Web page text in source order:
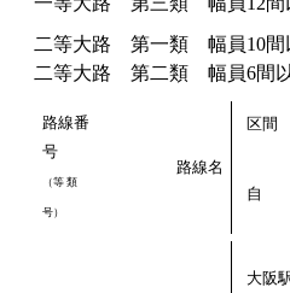
二等大路 第一類 幅員10間
二等大路 第二類 幅員6間
路線番
号
（等 類
号）
路線名
区間
自
大阪